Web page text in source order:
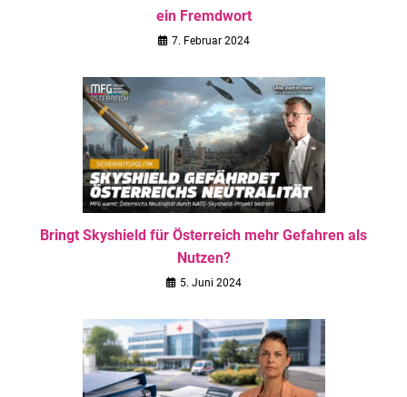
ein Fremdwort
7. Februar 2024
Bringt Skyshield für Österreich mehr Gefahren als
Nutzen?
5. Juni 2024